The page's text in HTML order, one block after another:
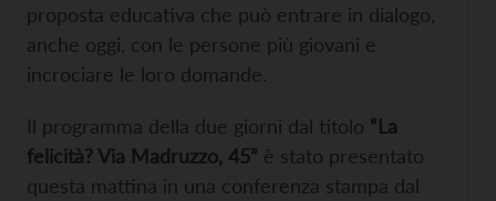
proposta educativa che può entrare in dialogo,
anche oggi, con le persone più giovani e
incrociare le loro domande.
Il programma della due giorni dal titolo “La
felicità? Via Madruzzo, 45” è stato presentato
questa mattina in una conferenza stampa dal